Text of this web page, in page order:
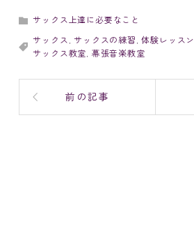
サックス上達に必要なこと
サックス ,サックスの練習 ,体験レッスン
サックス教室,幕張音楽教室
前の記事